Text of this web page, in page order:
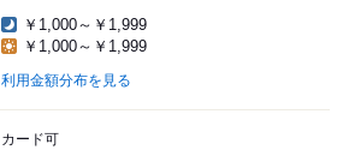
￥1,000～￥1,999
￥1,000～￥1,999
利用金額分布を見る
カード可